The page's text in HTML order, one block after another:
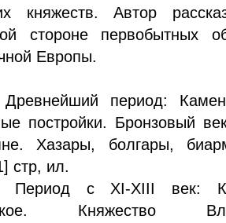
княжеств. Автор
стороне первобытных
Европы.
Древнейший период:
постройки. Бронзовый
Хазары, болгары,
стр, ил.
Период с XI-XIII век:
Княжество